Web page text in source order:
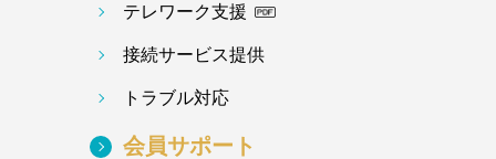
テレワーク支援
接続サービス提供
トラブル対応
会員サポート